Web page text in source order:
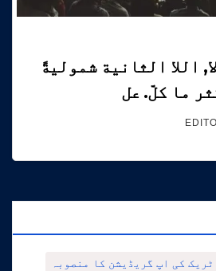
اللا الثانية شموليةً
ما كلّ. عل